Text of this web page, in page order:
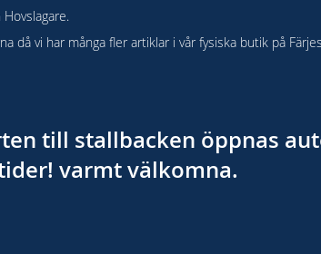
då vi har många fler artiklar i vår fysiska butik på
till stallbacken öppnas
varmt välkomna.